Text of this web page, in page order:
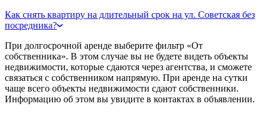
Как снять квартиру на длительный срок на ул. Советская без
посредника?
При долгосрочной аренде выберите фильтр «От
собственника». В этом случае вы не будете видеть объекты
недвижимости, которые сдаются через агентства, и сможете
связаться с собственником напрямую. При аренде на сутки
чаще всего объекты недвижимости сдают собственники.
Информацию об этом вы увидите в контактах в объявлении.